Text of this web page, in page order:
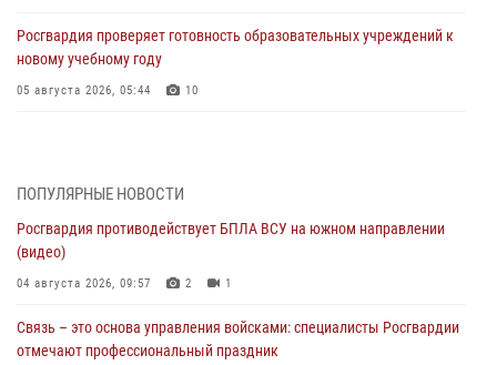
Росгвардия проверяет готовность образовательных учреждений к
новому учебному году
05 августа 2026, 05:44 10
04 августа 2026, 09:57 2
Росгвардия приняла участие в обеспечении безопасности Дня
города в Екатеринбурге
03 августа 2026, 07:43 3
Росгвардия приняла участие в межведомственном
антитеррористическом учении в Свердловской области
ПОПУЛЯРНЫЕ НОВОСТИ
Росгвардия противодействует БПЛА ВСУ на южном направлении
(видео)
04 августа 2026, 09:57 2 1
Связь – это основа управления войсками: специалисты Росгвардии
отмечают профессиональный праздник